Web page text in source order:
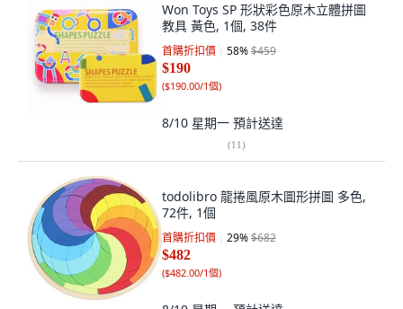
Won Toys SP 形狀彩色原木立體拼圖
教具 黃色, 1個, 38件
首購折扣價 58%$459
$190
($190.00/1個)
8/10 星期一 預計送達
(11)
todolibro 龍捲風原木圖形拼圖 多色,
72件, 1個
首購折扣價 29%$682
$482
($482.00/1個)